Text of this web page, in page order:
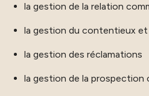
la gestion de la relation
la gestion du contentieux
la gestion des réclamations
la gestion de la prospection